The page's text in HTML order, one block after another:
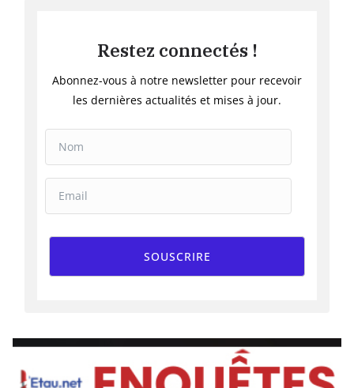
Restez connectés !
Abonnez-vous à notre newsletter pour recevoir
les dernières actualités et mises à jour.
SOUSCRIRE